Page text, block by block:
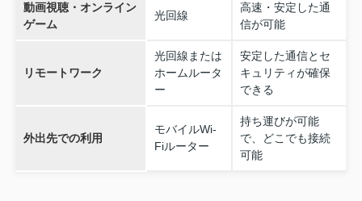
動画視聴・オンライン
ゲーム
光回線
高速・安定した通
信が可能
リモートワーク
光回線または
ホームルータ
ー
安定した通信とセ
キュリティが確保
できる
外出先での利用
モバイルWi-
Fiルーター
持ち運びが可能
で、どこでも接続
可能